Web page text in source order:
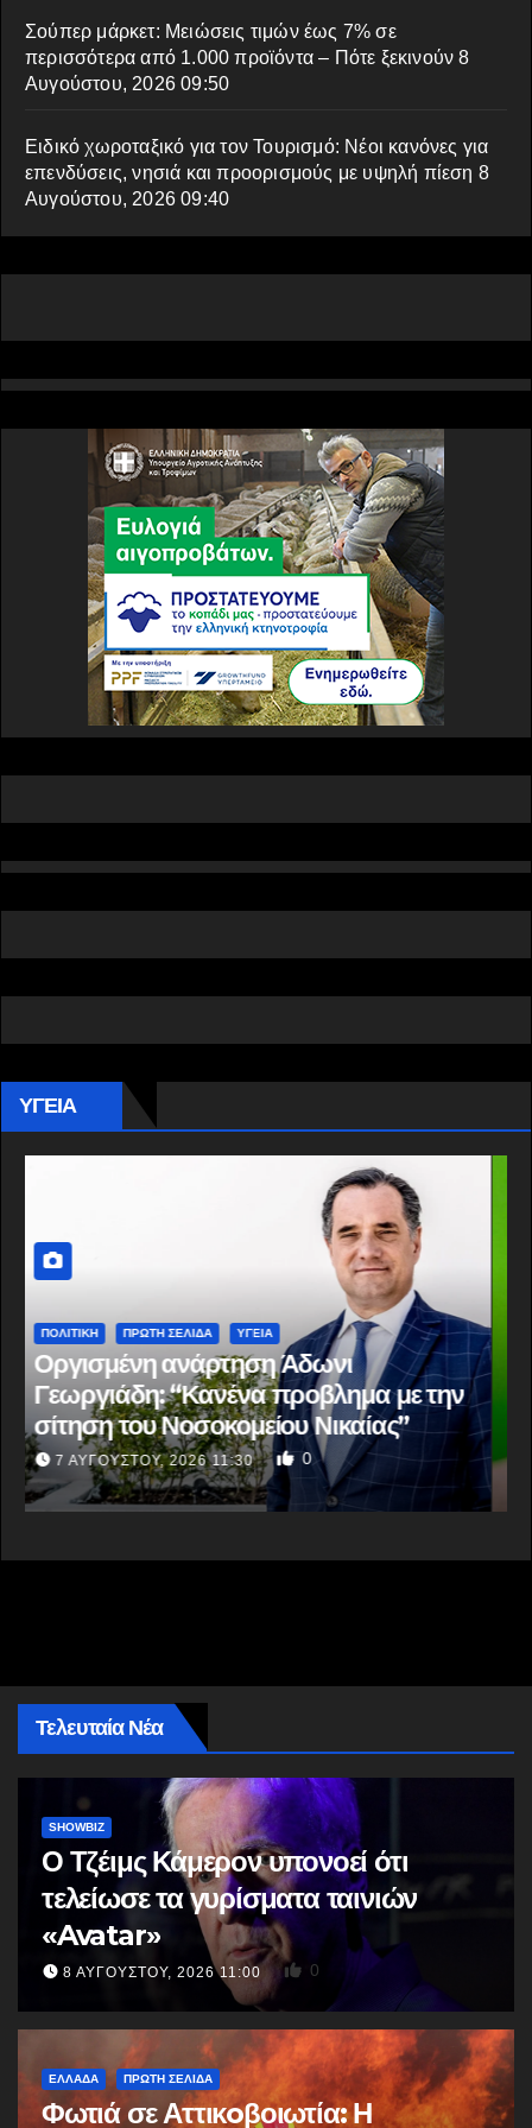
Σούπερ μάρκετ: Μειώσεις τιμών έως 7% σε
περισσότερα από 1.000 προϊόντα – Πότε ξεκινούν 8
Αυγούστου, 2026 09:50
Ειδικό χωροταξικό για τον Τουρισμό: Νέοι κανόνες για
επενδύσεις, νησιά και προορισμούς με υψηλή πίεση 8
Αυγούστου, 2026 09:40
ΥΓΕΙΑ
ΕΛΛΆΔΑ ΠΡΩΤΗ ΣΕΛΙΔΑ ΥΓΕΙΑ
Στα 65 ανέβηκαν τα κρούσματα του
ιού του Δυτικού Νείλου στην Ελλάδα –
Έξι θάνατοι
6 ΑΥΓΟΎΣΤΟΥ, 2026 09:45 0
Τελευταία Νέα
SHOWBIZ
Ο Τζέιμς Κάμερον υπονοεί ότι
τελείωσε τα γυρίσματα ταινιών
«Avatar»
8 ΑΥΓΟΎΣΤΟΥ, 2026 11:00 0
ΕΛΛΆΔΑ ΠΡΩΤΗ ΣΕΛΙΔΑ
Φωτιά σε Αττικoβοιωτία: Η